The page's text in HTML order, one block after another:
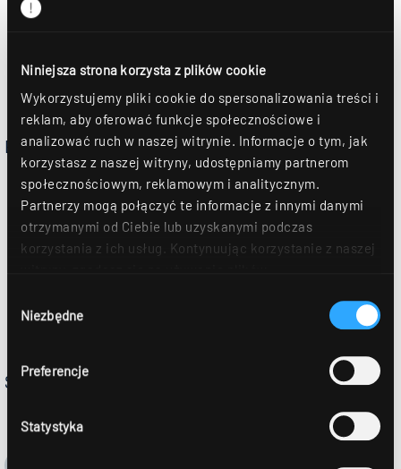
Niniejsza strona korzysta z plików cookie
Wykorzystujemy pliki cookie do spersonalizowania treści i
reklam, aby oferować funkcje społecznościowe i
analizować ruch w naszej witrynie. Informacje o tym, jak
korzystasz z naszej witryny, udostępniamy partnerom
społecznościowym, reklamowym i analitycznym.
Partnerzy mogą połączyć te informacje z innymi danymi
otrzymanymi od Ciebie lub uzyskanymi podczas
korzystania z ich usług. Kontynuując korzystanie z naszej
szczegóły można znaleźć w naszym
oświadczeniu o
zgody
Niezbędne
Preferencje
Statystyka
EDLR
STORA